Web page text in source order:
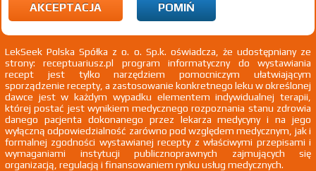
Wszystkie dawki leku ATC
AKCEPTACJA POMIŃ
LekSeek Polska Spółka z o. o. Sp.k. oświadcza, że udostępniany ze
strony: receptuariusz.pl program informatyczny do wystawiania
recept jest tylko narzędziem pomocniczym ułatwiającym
sporządzenie recepty, a zastosowanie konkretnego leku w określonej
dawce jest w każdym wypadku elementem indywidualnej terapii,
której postać jest wynikiem medycznego rozpoznania stanu zdrowia
danego pacjenta dokonanego przez lekarza medycyny i na jego
wyłączną odpowiedzialność zarówno pod względem medycznym, jak i
formalnej zgodności wystawianej recepty z właściwymi przepisami i
wymaganiami instytucji publicznoprawnych zajmujących się
organizacją, regulacją i finansowaniem rynku usług medycznych.